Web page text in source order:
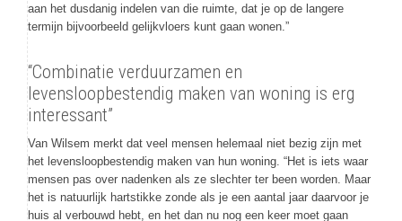
aan het dusdanig indelen van die ruimte, dat je op de langere
termijn bijvoorbeeld gelijkvloers kunt gaan wonen.”
“Combinatie verduurzamen en
levensloopbestendig maken van woning is erg
interessant”
Van Wilsem merkt dat veel mensen helemaal niet bezig zijn met
het levensloopbestendig maken van hun woning. “Het is iets waar
mensen pas over nadenken als ze slechter ter been worden. Maar
het is natuurlijk hartstikke zonde als je een aantal jaar daarvoor je
huis al verbouwd hebt, en het dan nu nog een keer moet gaan